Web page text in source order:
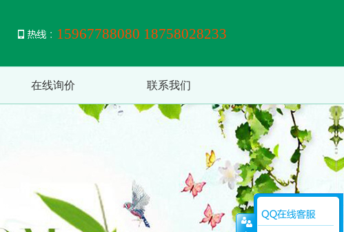
15967788080 18758028233
在线询价 联系我们